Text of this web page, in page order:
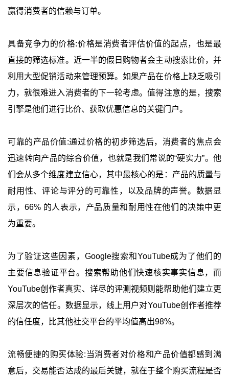
赢得消费者的信赖与订单。
具备竞争力的价格:价格是消费者评估价值的起点，也是最
直接的筛选标准。近一半的假日购物者会主动搜索比价，并
利用大型促销活动来管理预算。如果产品在价格上缺乏吸引
力，就很难进入消费者的下一轮考虑。值得注意的是，搜索
引擎是他们进行比价、获取优惠信息的关键门户。
可靠的产品价值:通过价格的初步筛选后，消费者的焦点会
迅速转向产品的综合价值，也就是我们常说的“硬实力”。他
们会从多个维度建立信心，其中最核心的是：产品的质量与
耐用性、评论与评分的可靠性，以及品牌的声誉。数据显
示，66% 的人表示，产品质量和耐用性在他们的决策中更
为重要。
为了验证这些因素，Google搜索和YouTube成为了他们的
主要信息验证平台。搜索帮助他们快速核实事实信息，而
YouTube创作者真实、详尽的评测视频则能帮助他们建立更
深层次的信任。数据显示，线上用户对YouTube创作者推荐
的信任度，比其他社交平台的平均值高出98%。
流畅便捷的购买体验:当消费者对价格和产品价值都感到满
意后，交易能否达成的最后关键，就在于整个购买流程是否